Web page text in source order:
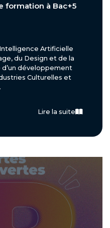
formation à Bac+5
Artificielle
du Design et de la
développement
Culturelles et
Lire la suite